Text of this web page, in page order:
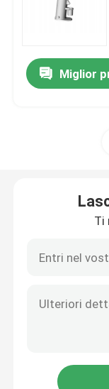
macinacaffè
Caffè
Macinacaffè
Macinacaffè
Miglior
Ti